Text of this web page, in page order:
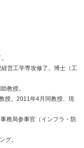
営工学専攻修了。博士（工
教授。
授。2011年4月同教授、現
務局参事官（インフラ・防
グ。